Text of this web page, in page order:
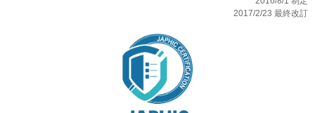
2017/2/23 最終改訂